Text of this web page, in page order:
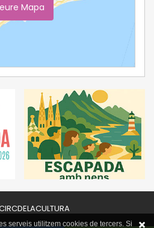
Mapa
serveis utilitzem cookies de tercers. Si